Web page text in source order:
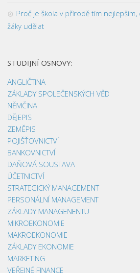
Proč je škola v přírodě tím
žáky udělat
STUDIJNÍ OSNOVY:
ANGLIČTINA
ZÁKLADY SPOLEČENSKÝCH VĚD
NĚMČINA
DĚJEPIS
ZEMĚPIS
POJIŠŤOVNICTVÍ
BANKOVNICTVÍ
DAŇOVÁ SOUSTAVA
ÚČETNICTVÍ
STRATEGICKÝ MANAGEMENT
PERSONÁLNÍ MANAGEMENT
ZÁKLADY MANAGENENTU
MIKROEKONOMIE
MAKROEKONOMIE
ZÁKLADY EKONOMIE
MARKETING
VEŘEJNÉ FINANCE